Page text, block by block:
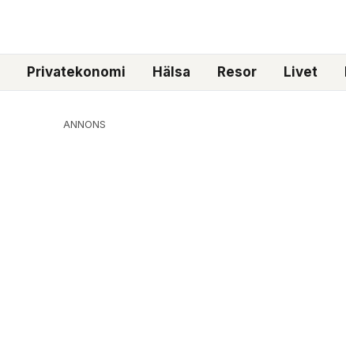
Privatekonomi Hälsa Resor Livet
ANNONS